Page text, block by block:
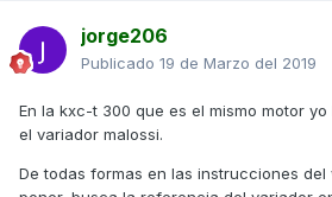
jorge206
Publicado 19 de Marzo del 2019
En la kxc-t 300 que es el mismo motor
el variador malossi.
De todas formas en las instrucciones del